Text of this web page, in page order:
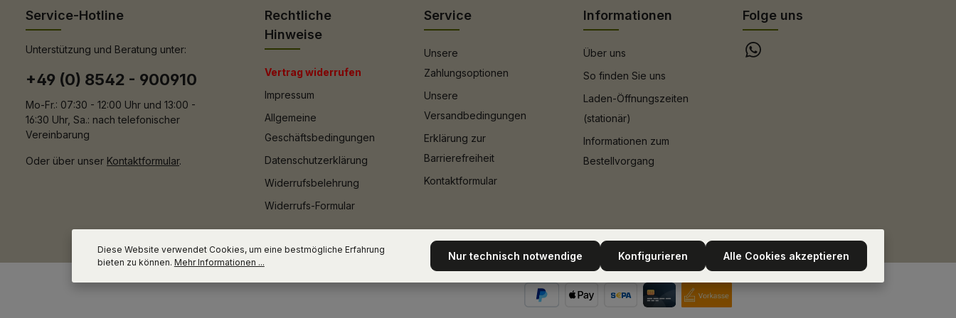
Service-Hotline
Unterstützung und Beratung unter:
+49 (0) 8542 - 900910
Mo-Fr.: 07:30 - 12:00 Uhr und 13:00 -
16:30 Uhr, Sa.: nach telefonischer
Vereinbarung
Oder über unser Kontaktformular.
Rechtliche
Hinweise
Vertrag widerrufen
Impressum
Allgemeine
Geschäftsbedingungen
Datenschutzerklärung
Widerrufsbelehrung
Widerrufs-Formular
Service
Unsere
Zahlungsoptionen
Unsere
Versandbedingungen
Erklärung zur
Barrierefreiheit
Kontaktformular
Informationen
Über uns
So finden Sie uns
Laden-Öffnungszeiten
(stationär)
Informationen zum
Bestellvorgang
Folge uns
Diese Website verwendet Cookies, um eine bestmögliche Erfahrung
bieten zu können. Mehr Informationen ... Nur technisch notwendige Konfigurieren Alle Cookies akzeptieren